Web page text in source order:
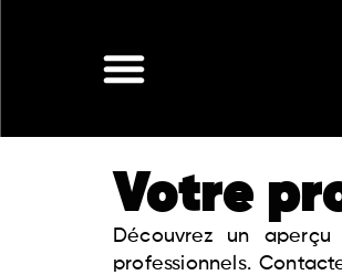
Votre
Découvrez un
professionnels.